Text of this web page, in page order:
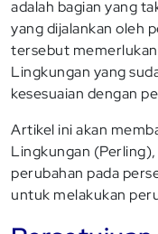
adalah bagian yang
yang dijalankan oleh
tersebut
Lingkungan yang
kesesuaian dengan
Artikel ini akan
Lingkungan
perubahan pada
untuk melakukan